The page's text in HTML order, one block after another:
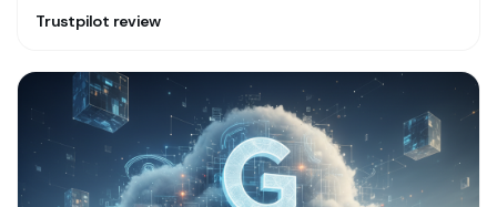
Trustpilot review